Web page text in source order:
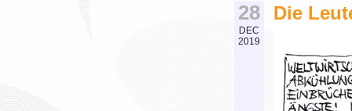
28
DEC
2019
Die